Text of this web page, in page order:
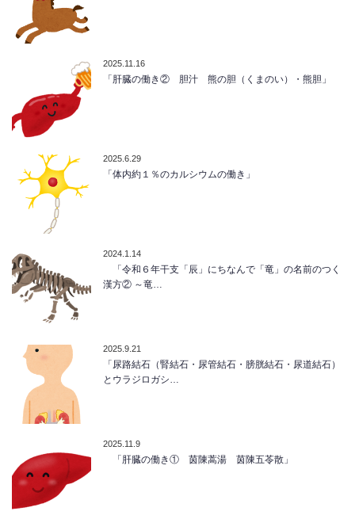
2025.11.16
「肝臓の働き② 胆汁 熊の胆（くまのい）・熊胆」
2025.6.29
「体内約１％のカルシウムの働き」
2024.1.14
「令和６年干支「辰」にちなんで「竜」の名前のつく
漢方② ～竜…
2025.9.21
「尿路結石（腎結石・尿管結石・膀胱結石・尿道結石）
とウラジロガシ…
2025.11.9
「肝臓の働き① 茵陳蒿湯 茵陳五苓散」